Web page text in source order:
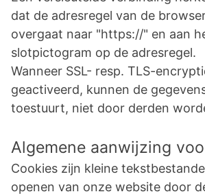
dat de adresregel van de
overgaat naar "https://" en aan
slotpictogram op de adresregel.
Wanneer SSL- resp. TLS-
geactiveerd, kunnen de
toestuurt, niet door derden
Algemene aanwijzing
Cookies zijn kleine
openen van onze website door